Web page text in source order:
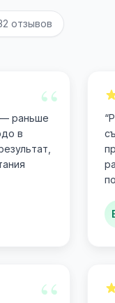
отзывов
“
раньше
в
“